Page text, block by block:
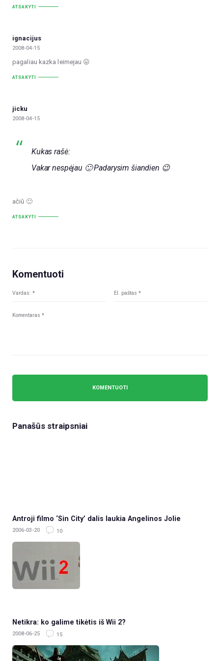
ATSAKYTI
ignacijus
2008-04-15
pagaliau kazka leimejau 😛
ATSAKYTI
jicku
2008-04-15
Kukas rašė:
Vakar nespėjau 🙂 Padarysim šiandien 😉
ačiū 🙂
ATSAKYTI
Komentuoti
Panašūs straipsniai
Antroji filmo ‘Sin City’ dalis laukia Angelinos Jolie
2006-03-20 10
Netikra: ko galime tikėtis iš Wii 2?
2008-06-25 15